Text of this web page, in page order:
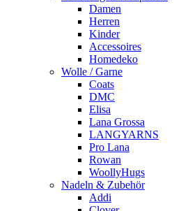
Damen
Herren
Kinder
Accessoires
Homedeko
Wolle / Garne
Coats
DMC
Elisa
Lana Grossa
LANGYARNS
Pro Lana
Rowan
WoollyHugs
Nadeln & Zubehör
Addi